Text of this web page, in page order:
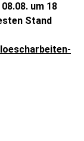
um 18
Stand